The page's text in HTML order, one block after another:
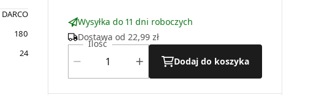
DARCO
180
24
Wysyłka do 11 dni roboczych
Dostawa od 22,99 zł
Ilość
Dodaj do koszyka